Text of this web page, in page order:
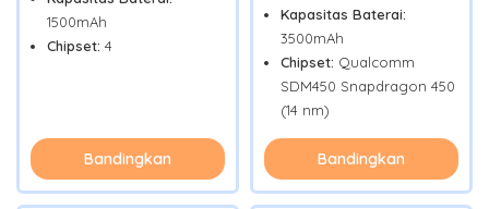
1500mAh
Chipset: 4
Bandingkan
Kapasitas Baterai:
3500mAh
Chipset: Qualcomm
SDM450 Snapdragon 450
(14 nm)
Bandingkan